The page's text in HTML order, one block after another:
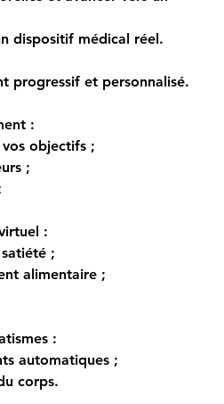
dispositif médical réel.
progressif et personnalisé.
:
objectifs ;
;
:
;
alimentaire ;
:
automatiques ;
corps.